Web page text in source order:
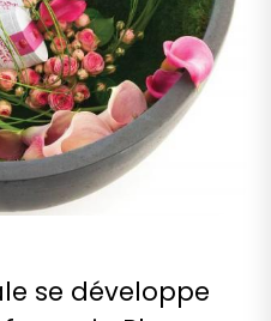
se développe